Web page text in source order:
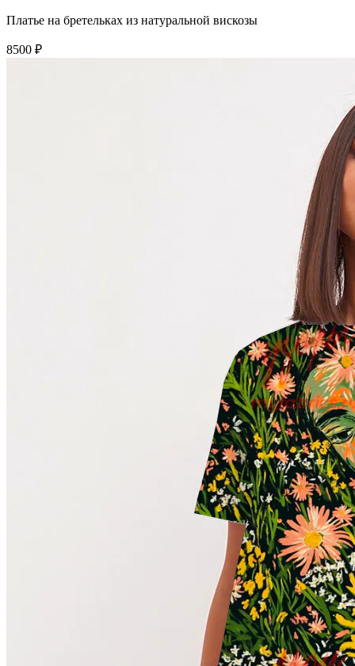
Платье на бретельках из натуральной вискозы
8500 ₽